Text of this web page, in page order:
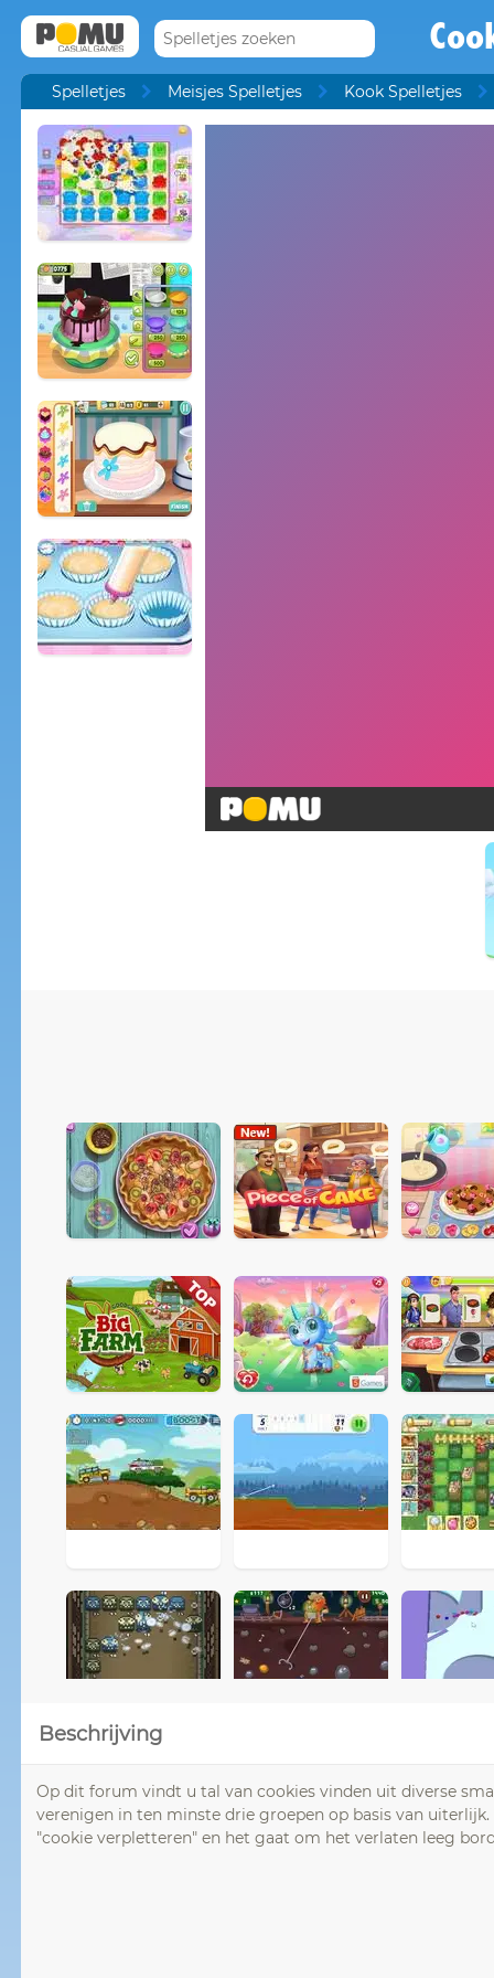
Spelletjes Meisjes Spelletjes Kook Spelletjes
Beschrijving
Op dit forum vindt u tal van cookies vinden uit diverse
verenigen in ten minste drie groepen op basis van
"cookie verpletteren" en het gaat om het verlaten leeg